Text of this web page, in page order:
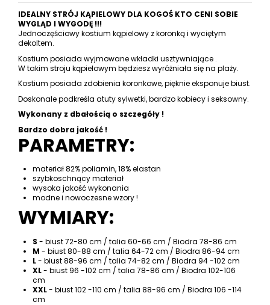
IDEALNY STRÓJ KĄPIELOWY DLA KOGOŚ KTO CENI SOBIE
WYGLĄD I WYGODĘ !!!
Jednoczęściowy kostium kąpielowy z koronką i wyciętym
dekoltem.
Kostium posiada wyjmowane wkładki usztywniające .
W takim stroju kąpielowym będziesz wyróżniała się na plaży.
Kostium posiada zdobienia koronkowe, pięknie eksponuje biust.
Doskonale podkreśla atuty sylwetki, bardzo kobiecy i seksowny.
Wykonany z dbałością o szczegóły !
Bardzo dobra jakość !
PARAMETRY:
materiał 82% poliamin, 18% elastan
szybkoschnący materiał
wysoka jakość wykonania
modne i nowoczesne wzory !
WYMIARY:
S - biust 72-80 cm / talia 60-66 cm / Biodra 78-86 cm
M - biust 80-88 cm / talia 64-72 cm / Biodra 86-94 cm
L- biust 88-96 cm / talia 74-82 cm / Biodra 94 -102 cm
XL- biust 96 -102 cm / talia 78-86 cm / Biodra 102-106
cm
XXL- biust 102 -110 cm / talia 88-96 cm / Biodra 106 -114
cm